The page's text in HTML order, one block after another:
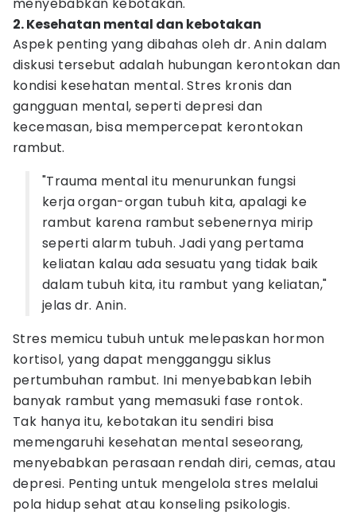
2. Kesehatan mental dan kebotakan
Aspek penting yang dibahas oleh dr. Anin dalam
diskusi tersebut adalah hubungan kerontokan dan
kondisi kesehatan mental. Stres kronis dan
gangguan mental, seperti depresi dan
kecemasan, bisa mempercepat kerontokan
rambut.
"Trauma mental itu menurunkan fungsi
kerja organ-organ tubuh kita, apalagi ke
rambut karena rambut sebenernya mirip
seperti alarm tubuh. Jadi yang pertama
keliatan kalau ada sesuatu yang tidak baik
dalam tubuh kita, itu rambut yang keliatan,"
jelas dr. Anin.
Stres memicu tubuh untuk melepaskan hormon
kortisol, yang dapat mengganggu siklus
pertumbuhan rambut. Ini menyebabkan lebih
banyak rambut yang memasuki fase rontok.
Tak hanya itu, kebotakan itu sendiri bisa
memengaruhi kesehatan mental seseorang,
menyebabkan perasaan rendah diri, cemas, atau
depresi. Penting untuk mengelola stres melalui
pola hidup sehat atau konseling psikologis.